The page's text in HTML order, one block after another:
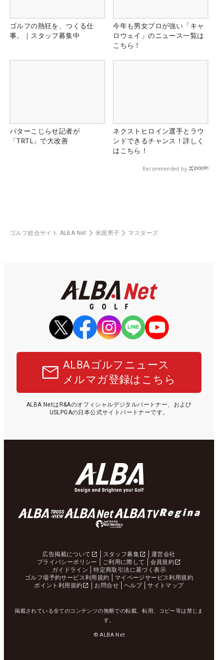
ゴルフの熱狂を、つくる仕
事。｜スタッフ募集中
今年も男女プロが強い「キャ
ロウェイ」のニュース一覧は
こちら！
パターこじらせ記者が
「TRTL」で大改善
ネクストヒロイン選手とラウ
ンドできるチャンス！詳しく
はこちら！
Recommended by
ゴルフ総合サイト ALBA Net 米国男子 マスターズ
ALBAゴルフニュース
メルマガ登録はこちら
ALBA NetはR&Aのオフィシャルデジタルパートナー、および
USLPGAの日本公式サイトパートナーです。
広告掲載について スタッフ募集
運営会社
プライバシーポリシー
ご利用に際して
会員規約
ガイドライン
特定商取引法に基づく表示
ゴルフ場予約サービス利用規約
マイページサービス利用規約
ポイント利用規約
お問合せ ヘルプ サイトマップ
掲載されている全てのコンテンツの無断での転載、転用、コピー等は禁じま
す。
© ALBA Net